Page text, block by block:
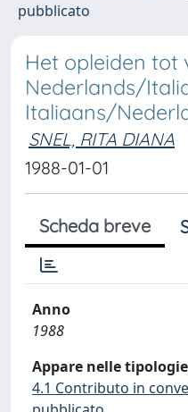
pubblicato
Het opleiden tot
Nederlands/
Italiaans/
SNEL, RITA DIANA
1988-01-01
Scheda breve
Anno
1988
Appare nelle
4.1 Contributo in